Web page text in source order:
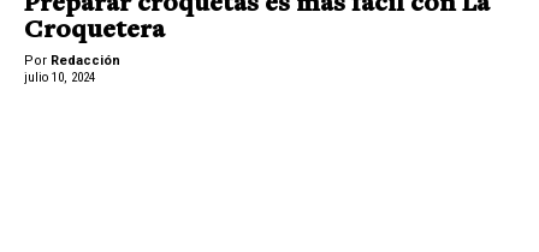
Croquetera
Por Redacción
julio 10, 2024